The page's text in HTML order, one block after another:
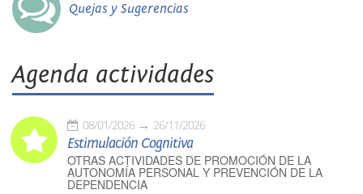
Quejas y Sugerencias
Agenda actividades
08/01/2026 26/11/2026
Estimulación Cognitiva
OTRAS ACTIVIDADES DE PROMOCIÓN DE LA
AUTONOMÍA PERSONAL Y PREVENCIÓN DE LA
DEPENDENCIA